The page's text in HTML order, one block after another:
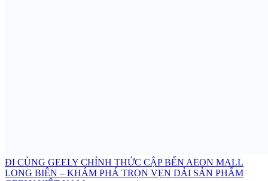
ĐI CÙNG GEELY CHÍNH THỨC CẬP BẾN AEON MALL
LONG BIÊN – KHÁM PHÁ TRỌN VẸN DẢI SẢN PHẨM